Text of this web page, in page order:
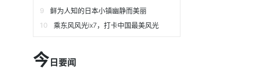
鲜为人知的日本小镇幽静而美丽
乘东风风光ix7，打卡中国最美风光
今 日要闻